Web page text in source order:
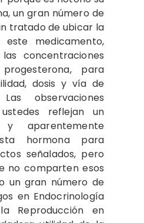
un gran número de
tratado de ubicar la
medicamento,
concentraciones
para
dosis y vía de
observaciones
reflejan un
aparentemente
hormona para
señalados, pero
no comparten esos
un gran número de
en Endocrinología
Reproducción en